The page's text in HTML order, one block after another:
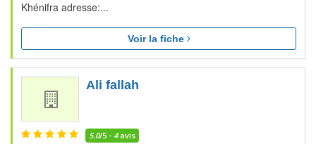
Khénifra adresse:...
Voir la fiche
Ali fallah
5.0/5 - 4avis